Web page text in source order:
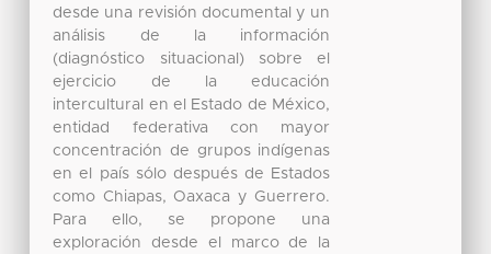
desde una revisión documental y un
análisis de la información
(diagnóstico situacional) sobre el
ejercicio de la educación
intercultural en el Estado de México,
entidad federativa con mayor
concentración de grupos indígenas
en el país sólo después de Estados
como Chiapas, Oaxaca y Guerrero.
Para ello, se propone una
exploración desde el marco de la